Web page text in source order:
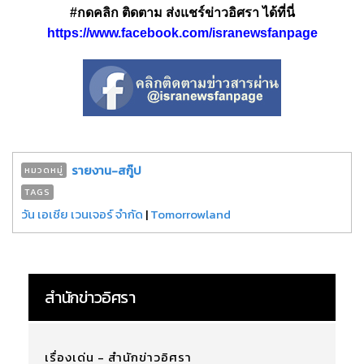
#กดคลิก ติดตาม ส่งแชร์ข่าวอิศรา ได้ที่นี่
https://www.facebook.com/isranewsfanpage
หมวดหมู่ รายงาน-สกู๊ป
TAGS
วัน เอเชีย เวนเจอร์ จำกัด |Tomorrowland
สำนักข่าวอิศรา
เรื่องเด่น - สำนักข่าวอิศรา